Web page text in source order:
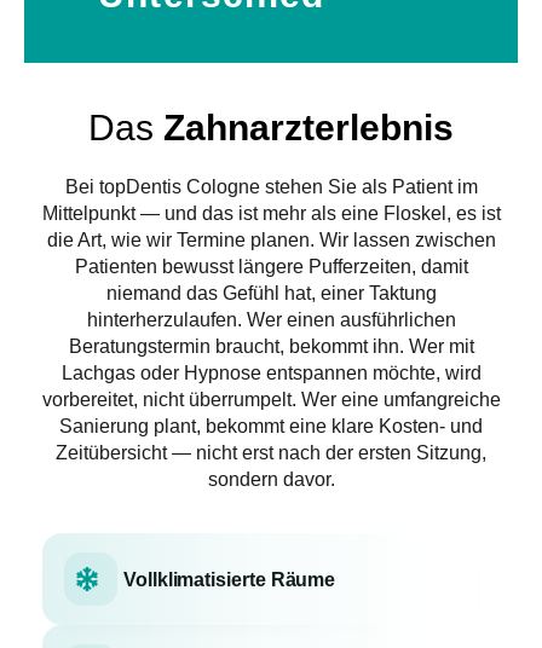
Das Zahnarzterlebnis
Bei topDentis Cologne stehen Sie als Patient im
Mittelpunkt — und das ist mehr als eine Floskel, es ist
die Art, wie wir Termine planen. Wir lassen zwischen
Patienten bewusst längere Pufferzeiten, damit
niemand das Gefühl hat, einer Taktung
hinterherzulaufen. Wer einen ausführlichen
Beratungstermin braucht, bekommt ihn. Wer mit
Lachgas oder Hypnose entspannen möchte, wird
vorbereitet, nicht überrumpelt. Wer eine umfangreiche
Sanierung plant, bekommt eine klare Kosten- und
Zeitübersicht — nicht erst nach der ersten Sitzung,
sondern davor.
Vollklimatisierte Räume